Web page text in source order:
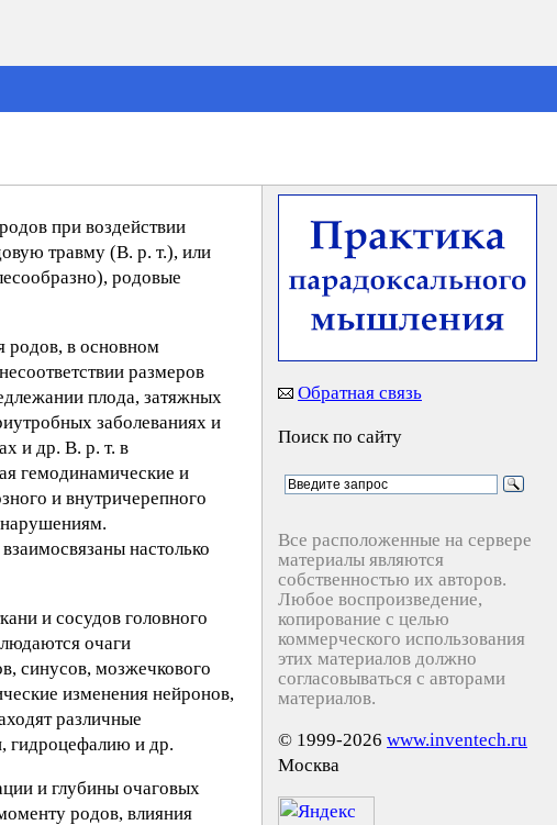
при воздействии
травму (В. р. т.), или
родовые
родов, в основном
размеров
плода, затяжных
заболеваниях и
и др. В. р. т. в
гемодинамические и
и внутричерепного
настолько
и сосудов головного
очаги
синусов, мозжечкового
изменения нейронов,
различные
гидроцефалию и др.
и глубины очаговых
родов, влияния
Обратная связь
Поиск по сайту
Все расположенные на сервере
материалы являются
собственностью их авторов.
Любое воспроизведение,
копирование с целью
коммерческого использования
этих материалов должно
согласовываться с авторами
материалов.
© 1999-2026 www.inventech.ru
Москва